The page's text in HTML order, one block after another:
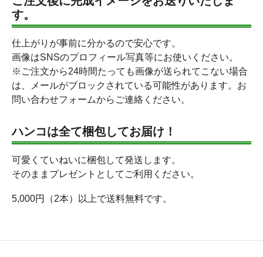
す。
仕上がりが事前に分かるので安心です。
画像はSNSのプロフィール写真等にお使いください。
※ご注文から24時間たっても画像が送られてこない場合
は、メールがブロックされている可能性があります。お
問い合わせフォームからご連絡ください。
ハンコは全て梱包してお届け！
可愛くていねいに梱包して発送します。
そのままプレゼントとしてご利用ください。
5,000円（2本）以上で送料無料です。